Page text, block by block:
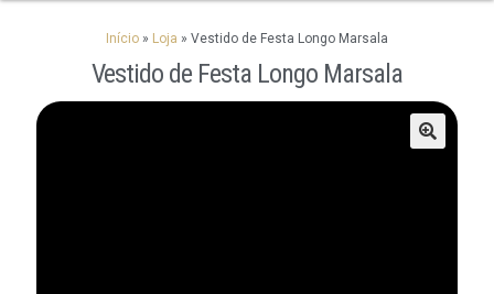
Início » Loja » Vestido de Festa Longo Marsala
Vestido de Festa Longo Marsala